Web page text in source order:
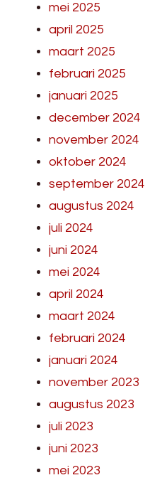
mei 2025
april 2025
maart 2025
februari 2025
januari 2025
december 2024
november 2024
oktober 2024
september 2024
augustus 2024
juli 2024
juni 2024
mei 2024
april 2024
maart 2024
februari 2024
januari 2024
november 2023
augustus 2023
juli 2023
juni 2023
mei 2023